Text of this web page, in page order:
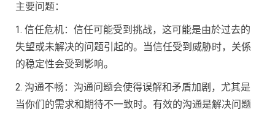
主要问题：
1. 信任危机：信任可能受到挑战，这可能是由於过去的
失望或未解决的问题引起的。当信任受到威胁时，关係
的稳定性会受到影响。
2. 沟通不畅：沟通问题会使得误解和矛盾加剧，尤其是
当你们的需求和期待不一致时。有效的沟通是解决问题